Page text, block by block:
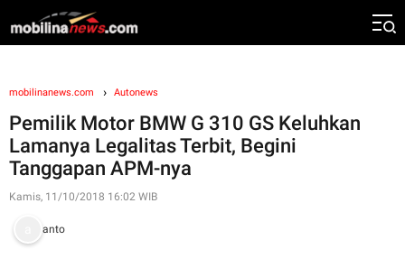
mobilinanews.com Autonews
Pemilik Motor BMW G 310 GS Keluhkan
Lamanya Legalitas Terbit, Begini
Tanggapan APM-nya
Kamis, 11/10/2018 16:02 WIB
anto